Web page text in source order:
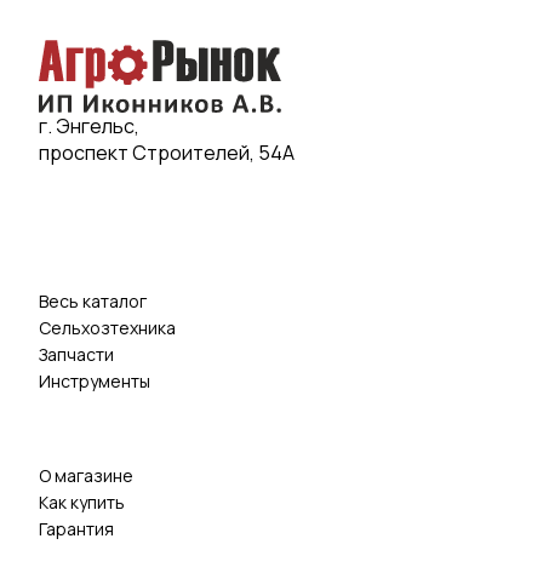
г. Энгельс,
проспект Строителей, 54А
Весь каталог
Сельхозтехника
Запчасти
Инструменты
О магазине
Как купить
Гарантия